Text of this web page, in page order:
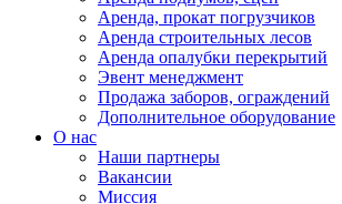
Аренда, прокат погрузчиков
Аренда строительных лесов
Аренда опалубки перекрытий
Эвент менеджмент
Продажа заборов, ограждений
Дополнительное оборудование
О нас
Наши партнеры
Вакансии
Миссия